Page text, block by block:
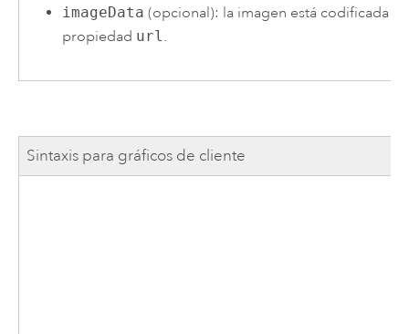
imageData (opcional): la imagen está codificada
propiedad url.
Sintaxis para gráficos de cliente